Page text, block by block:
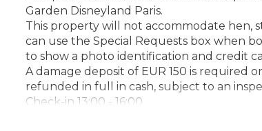
Garden Disneyland Paris.
This property will not accommodate hen,
can use the Special Requests box when
to show a photo identification and credit
A damage deposit of EUR 150 is required
refunded in full in cash, subject to an
Check-in 13:00 - 16:00